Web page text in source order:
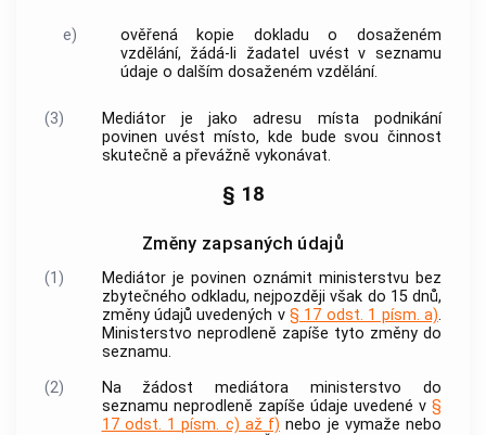
e)
ověřená kopie dokladu o dosaženém
vzdělání, žádá-li žadatel uvést v seznamu
údaje o dalším dosaženém vzdělání.
(3) Mediátorje jako adresu místa podnikání
povinen uvést místo, kde bude svou činnost
skutečně a převážně vykonávat.
§ 18
Změny zapsaných údajů
(1) Mediátorje povinen oznámit ministerstvu bez
zbytečného odkladu, nejpozději však do 15 dnů,
změny údajů uvedených v§ 17 odst. 1 písm. a).
Ministerstvo neprodleně zapíše tyto změny do
seznamu.
(2)
Na žádost mediátora ministerstvo do
seznamu neprodleně zapíše údaje uvedené v §
17 odst. 1 písm. c) až f) nebo je vymaže nebo